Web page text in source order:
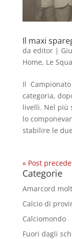
Il maxi
da editor|
Home, Le
Il Campionato
categoria,
livelli. Nel più
lo
stabilire le
« Post
Categorie
Amarcord
Calcio di
Calciomondo
Fuori dagli